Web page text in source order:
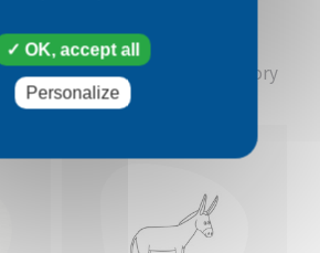
category
in the Farmhouse category
OK, accept all
Personalize